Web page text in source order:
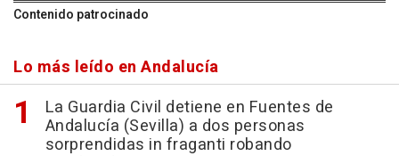
Contenido patrocinado
Lo más leído en Andalucía
La Guardia Civil detiene en Fuentes de
Andalucía (Sevilla) a dos personas
sorprendidas in fraganti robando